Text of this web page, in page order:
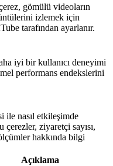
gömülü videoların
izlemek için
tarafından ayarlanır.
iyi bir kullanıcı deneyimi
performans endekslerini
ile nasıl etkileşimde
ziyaretçi sayısı,
hakkında bilgi
Açıklama